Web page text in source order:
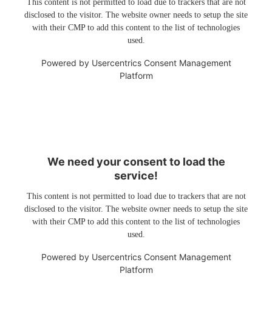
This content is not permitted to load due to trackers that are not
disclosed to the visitor. The website owner needs to setup the site
with their CMP to add this content to the list of technologies
used.
Powered by Usercentrics Consent Management
Platform
We need your consent to load the
service!
This content is not permitted to load due to trackers that are not
disclosed to the visitor. The website owner needs to setup the site
with their CMP to add this content to the list of technologies
used.
Powered by Usercentrics Consent Management
Platform